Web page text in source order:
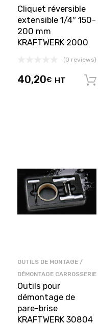
Cliquet réversible
extensible 1/4″ 150-
200 mm
KRAFTWERK 2000
(0 reviews)
40,20€ HT
OUTILS DE MONTAGE /
DÉMONTAGE CARROSSERIE
Outils pour
démontage de
pare-brise
KRAFTWERK 30804